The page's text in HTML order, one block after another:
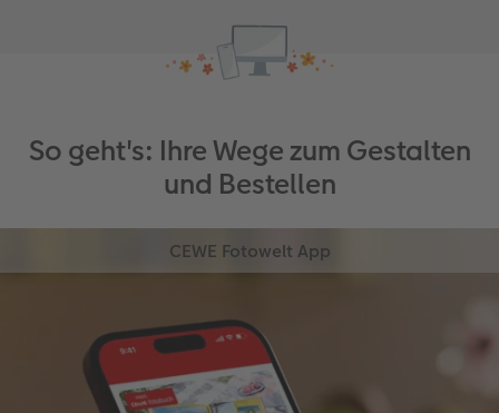
So geht's: Ihre Wege zum Gestalten
und Bestellen